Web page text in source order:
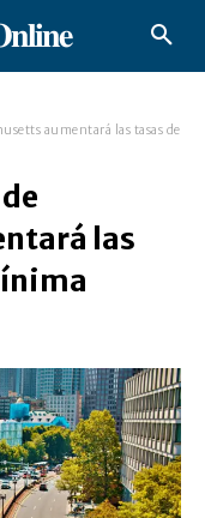
aumentará las tasas de
las